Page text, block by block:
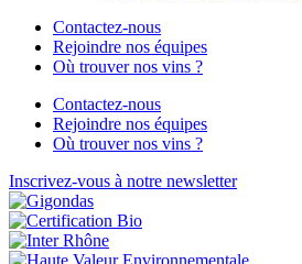
Contactez-nous
Rejoindre nos équipes
Où trouver nos vins ?
Contactez-nous
Rejoindre nos équipes
Où trouver nos vins ?
Inscrivez-vous à notre newsletter